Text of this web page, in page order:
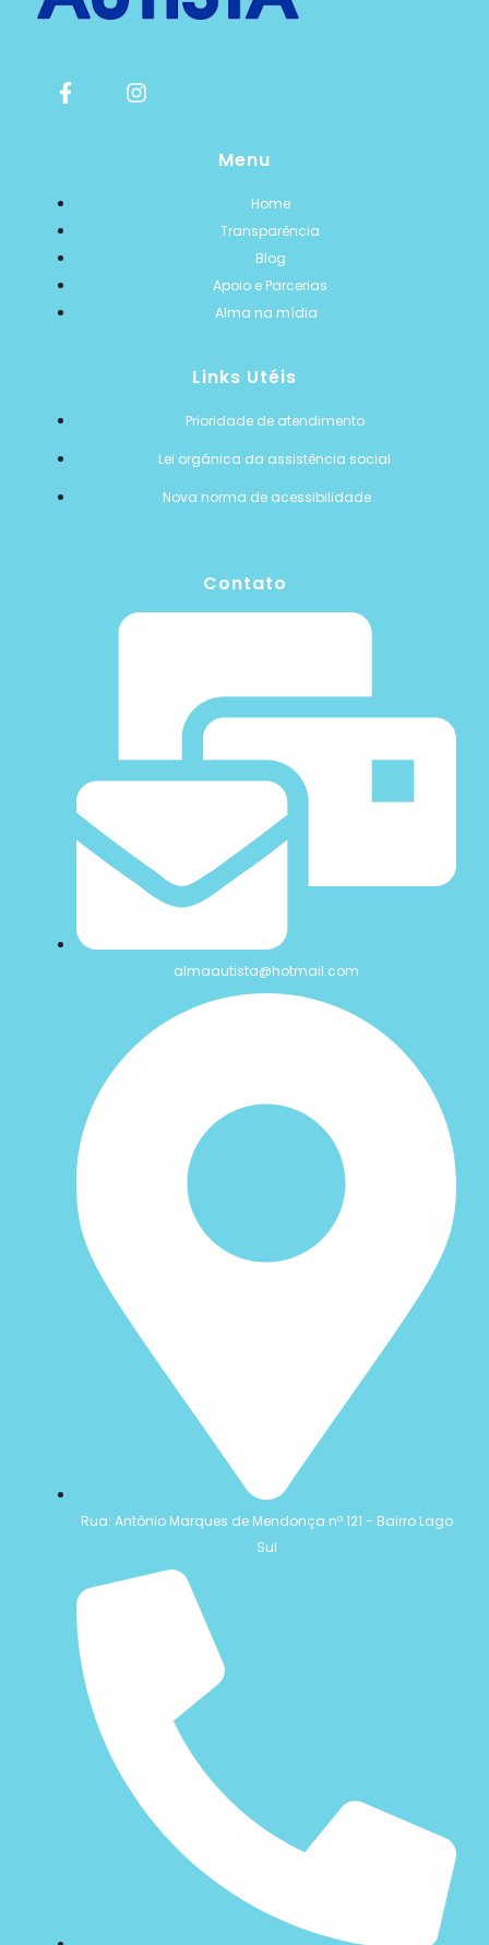
Menu
Home
Transparência
Blog
Apoio e Parcerias
Alma na mídia
Links Utéis
Prioridade de atendimento
Lei orgânica da assistência social
Nova norma de acessibilidade
Contato
almaautista@hotmail.com
Rua: Antônio Marques de Mendonça nº 121 - Bairro Lago
Sul